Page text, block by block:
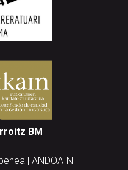
BM
| ANDOAIN